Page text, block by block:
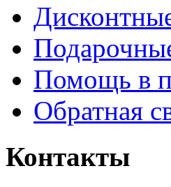
Помощь в
Обратная
Контакты